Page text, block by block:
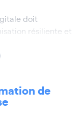
doit
résiliente et
entreprise.